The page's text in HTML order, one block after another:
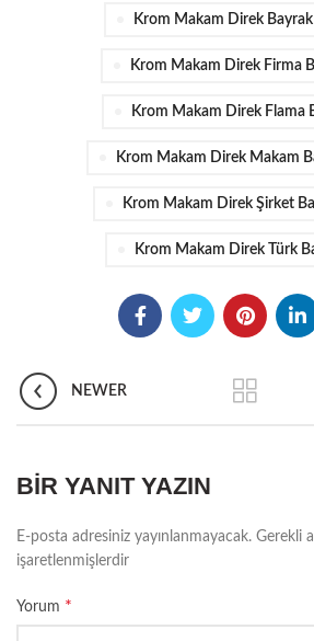
Krom Makam Direk Bayrak
Krom Makam Direk Firma
Krom Makam Direk Flama
Krom Makam Direk Makam
Krom Makam Direk Şirket
Krom Makam Direk Türk
NEWER
BIR YANIT YAZIN
E-posta adresiniz yayınlanmayacak. Gerekli
işaretlenmişlerdir
Yorum *